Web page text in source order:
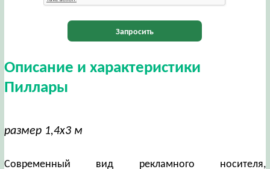
Запросить
Описание и характеристики
Пиллары
размер 1,4х3 м
Современный вид рекламного носителя,